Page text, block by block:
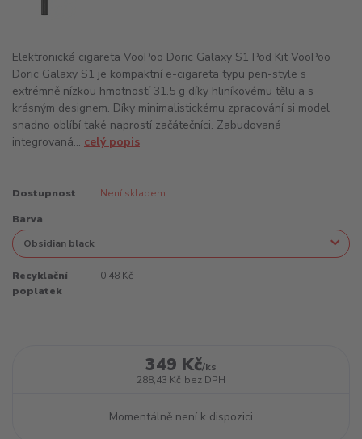
Elektronická cigareta VooPoo Doric Galaxy S1 Pod Kit VooPoo
Doric Galaxy S1 je kompaktní e-cigareta typu pen-style s
extrémně nízkou hmotností 31.5 g díky hliníkovému tělu a s
krásným designem. Díky minimalistickému zpracování si model
snadno oblíbí také naprostí začátečníci. Zabudovaná
integrovaná... celý popis
Dostupnost Není skladem
Barva
Recyklační
poplatek
0,48 Kč
349 Kč/ks
288,43 Kč bez DPH
Momentálně není k dispozici